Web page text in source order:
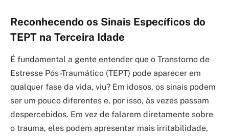
Reconhecendo os Sinais Específicos do
TEPT na Terceira Idade
É fundamental a gente entender que o Transtorno de
Estresse Pós-Traumático (TEPT) pode aparecer em
qualquer fase da vida, viu? Em idosos, os sinais podem
ser um pouco diferentes e, por isso, às vezes passam
despercebidos. Em vez de falarem diretamente sobre
o trauma, eles podem apresentar mais irritabilidade,